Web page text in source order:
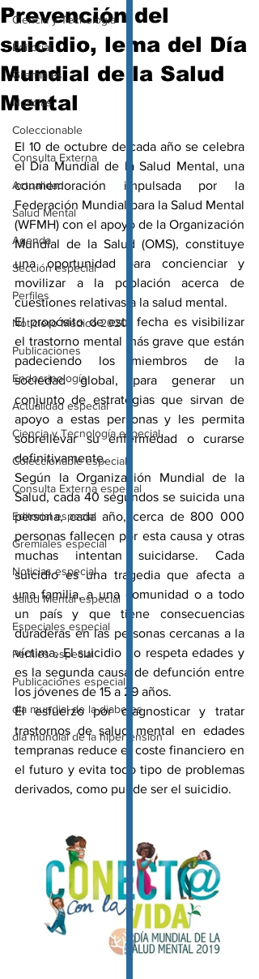
Ciencia y Tecnología
Editorial
Gremiales
Noticias
Coleccionable
Consulta Externa
Actualidad
Salud Mental
Agenda
Sección especial
Perfiles
Noticiero Médico 2020
Publicaciones
Endocrinología
Actualidad especial
Ciencia y Tecnología especial
Coleccionable especial
Consulta Externa especial
Editorial especial
Gremiales especial
Noticias especial
Salud Mental especial
Especiales especial
Perfiles especial
Publicaciones especial
dia mundial de la diabetes
dia mundial de la hipertension
Prevención del
suicidio, lema del Día
Mundial de la Salud
Mental
El 10 de octubre de cada año se celebra
el Día Mundial de la Salud Mental, una
conmemoración impulsada por la
Federación Mundial para la Salud Mental
(WFMH) con el apoyo de la Organización
Mundial de la Salud (OMS), constituye
una oportunidad para concienciar y
movilizar a la población acerca de
cuestiones relativas a la salud mental.
El propósito de esta fecha es visibilizar
el trastorno mental más grave que están
padeciendo los miembros de la
sociedad global, para generar un
conjunto de estrategias que sirvan de
apoyo a estas personas y les permita
sobrellevar su enfermedad o curarse
definitivamente.
Según la Organización Mundial de la
Salud, cada 40 segundos se suicida una
persona, cada año, cerca de 800 000
personas fallecen por esta causa y otras
muchas intentan suicidarse. Cada
suicidio es una tragedia que afecta a
una familia, a una comunidad o a todo
un país y que tiene consecuencias
duraderas en las personas cercanas a la
víctima. El suicidio no respeta edades y
es la segunda causa de defunción entre
los jóvenes de 15 a 29 años.
El esfuerzo por diagnosticar y tratar
trastornos de salud mental en edades
tempranas reduce el coste financiero en
el futuro y evita todo tipo de problemas
derivados, como puede ser el suicidio.